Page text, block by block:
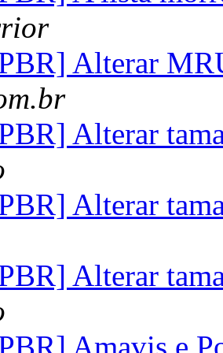
Alterar
Alterar
Alterar
Alterar